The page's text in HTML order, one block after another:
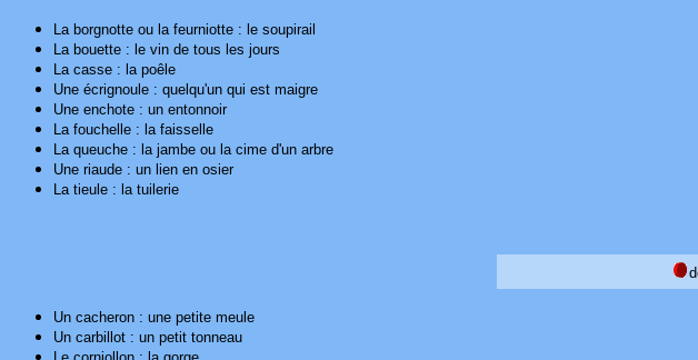
La borgnotte ou la feurniotte : le soupirail
La bouette : le vin de tous les jours
La casse : la poêle
Une écrignoule : quelqu'un qui est maigre
Une enchote : un entonnoir
La fouchelle : la faisselle
La queuche : la jambe ou la cime d'un arbre
Une riaude : un lien en osier
La tieule : la tuilerie
Un cacheron : une petite meule
Un carbillot : un petit tonneau